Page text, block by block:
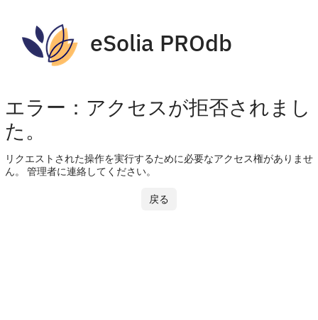
eSolia PROdb
エラー：アクセスが拒否されまし
た。
リクエストされた操作を実行するために必要なアクセス権がありませ
ん。 管理者に連絡してください。
戻る